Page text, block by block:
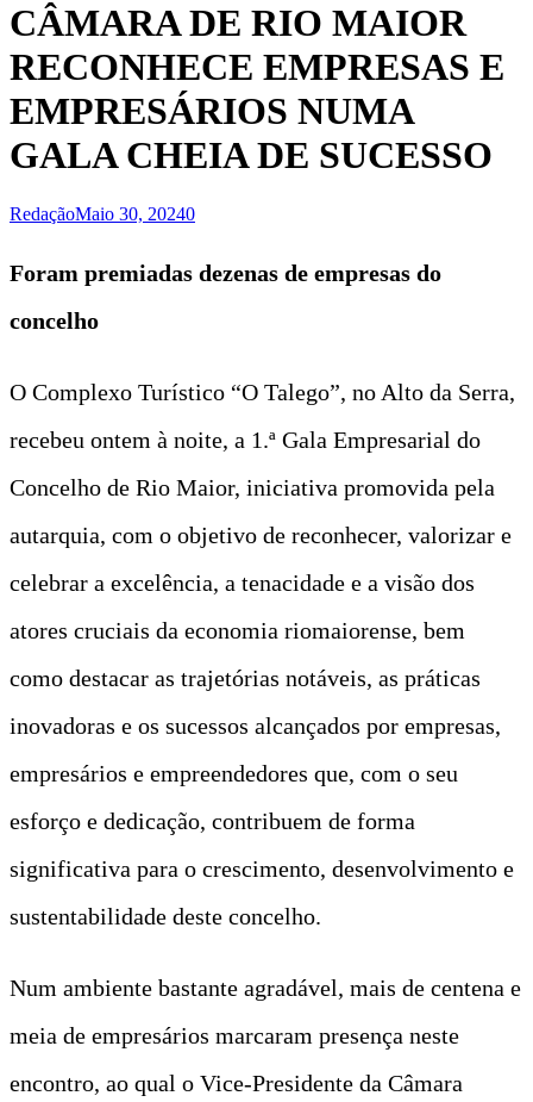
CÂMARA DE RIO MAIOR
RECONHECE EMPRESAS E
EMPRESÁRIOS NUMA
GALA CHEIA DE SUCESSO
RedaçãoMaio 30, 20240
Foram premiadas dezenas de empresas do
concelho
O Complexo Turístico “O Talego”, no Alto da Serra,
recebeu ontem à noite, a 1.ª Gala Empresarial do
Concelho de Rio Maior, iniciativa promovida pela
autarquia, com o objetivo de reconhecer, valorizar e
celebrar a excelência, a tenacidade e a visão dos
atores cruciais da economia riomaiorense, bem
como destacar as trajetórias notáveis, as práticas
inovadoras e os sucessos alcançados por empresas,
empresários e empreendedores que, com o seu
esforço e dedicação, contribuem de forma
significativa para o crescimento, desenvolvimento e
sustentabilidade deste concelho.
Num ambiente bastante agradável, mais de centena e
meia de empresários marcaram presença neste
encontro, ao qual o Vice-Presidente da Câmara